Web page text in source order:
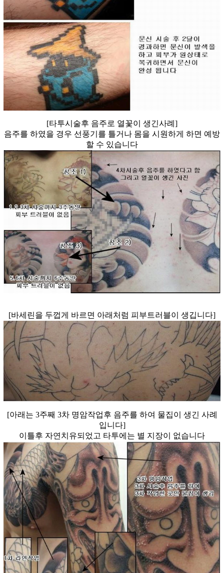
[타투시술후 음주로 열꽃이 생긴사례]
음주를 하였을 경우 선풍기를 틀거나 몸을 시원하게 하면 예방
할 수 있습니다
[바세린을 두껍게 바르면 아래처럼 피부트러블이 생깁니다]
[아래는 3주째 3차 명암작업후 음주를 하여 물집이 생긴 사례
입니다]
이틀후 자연치유되었고 타투에는 별 지장이 없습니다